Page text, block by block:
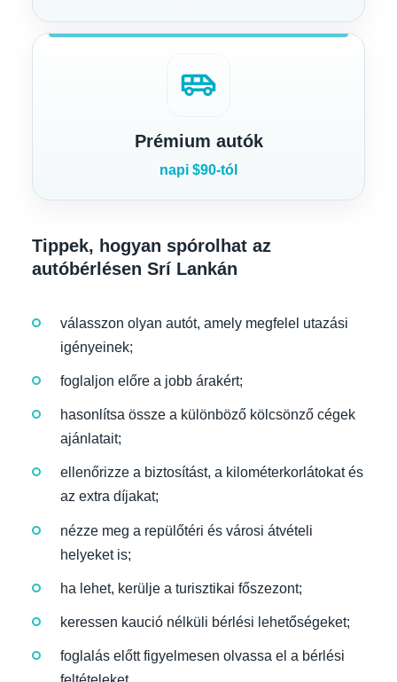
airport_shuttle
Prémium autók
napi $90-tól
Tippek, hogyan spórolhat az
autóbérlésen Srí Lankán
válasszon olyan autót, amely megfelel utazási
igényeinek;
foglaljon előre a jobb árakért;
hasonlítsa össze a különböző kölcsönző cégek
ajánlatait;
ellenőrizze a biztosítást, a kilométerkorlátokat és
az extra díjakat;
nézze meg a repülőtéri és városi átvételi
helyeket is;
ha lehet, kerülje a turisztikai főszezont;
keressen kaució nélküli bérlési lehetőségeket;
foglalás előtt figyelmesen olvassa el a bérlési